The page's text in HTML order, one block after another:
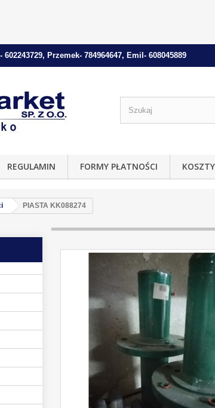
602243729, Przemek- 784964647, Emil- 608045889
REGULAMIN FORMY PŁATNOŚCI
PIASTA KK088274